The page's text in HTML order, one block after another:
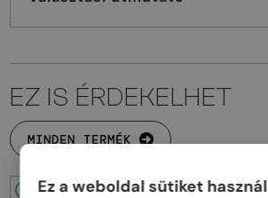
EZ IS ÉRDEKELHET
MINDEN TERMÉK
48/72 -20% 48/72
Ez a weboldal sütiket használ